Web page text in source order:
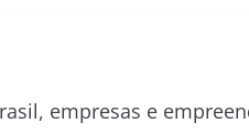
empresas e